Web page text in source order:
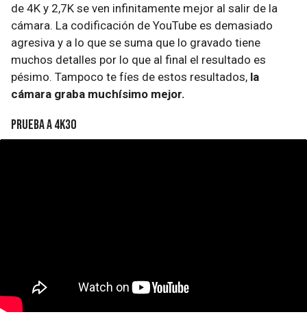
de 4K y 2,7K se ven infinitamente mejor al salir de la
cámara. La codificación de YouTube es demasiado
agresiva y a lo que se suma que lo gravado tiene
muchos detalles por lo que al final el resultado es
pésimo. Tampoco te fíes de estos resultados, la
cámara graba muchísimo mejor.
Prueba a 4K30